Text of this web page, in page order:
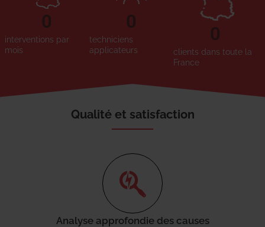
interventions par
mois
0
techniciens
applicateurs
0
clients dans toute la
France
0
Qualité et satisfaction
Analyse approfondie des causes